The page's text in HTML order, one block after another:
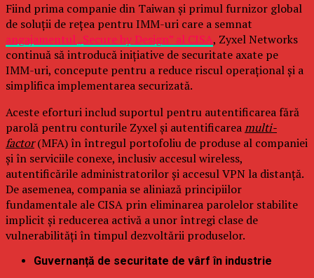
Fiind prima companie din Taiwan și primul furnizor global
de soluții de rețea pentru IMM-uri care a semnat
angajamentul „Secure by Design” al CISA, Zyxel Networks
continuă să introducă inițiative de securitate axate pe
IMM-uri, concepute pentru a reduce riscul operațional și a
simplifica implementarea securizată.
Aceste eforturi includ suportul pentru autentificarea fără
parolă pentru conturile Zyxel și autentificareamulti-
factor(MFA) în întregul portofoliu de produse al companiei
și în serviciile conexe, inclusiv accesul wireless,
autentificările administratorilor și accesul VPN la distanță.
De asemenea, compania se aliniază principiilor
fundamentale ale CISA prin eliminarea parolelor stabilite
implicit și reducerea activă a unor întregi clase de
vulnerabilități în timpul dezvoltării produselor.
Guvernanță de securitate de vârf în industrie